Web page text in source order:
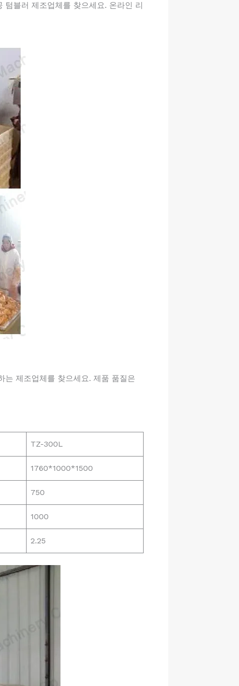
블러 제조업체를 찾으세요. 온라인 리
는 제조업체를 찾으세요. 제품 품질은
TZ-300L
1760*1000*1500
750
1000
2.25